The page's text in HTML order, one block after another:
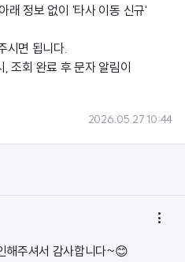
래 정보 없이 '타사 이동 신규'
시면 됩니다.
조회 완료 후 문자 알림이
2026.05.27 10:44

해주셔서 감사합니다~😊